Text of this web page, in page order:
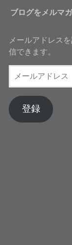
ブログをメルマ
メールアドレス
信できます。
ア
ド
登録